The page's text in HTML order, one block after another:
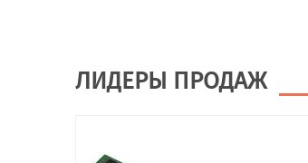
ЛИДЕРЫ ПРОДАЖ